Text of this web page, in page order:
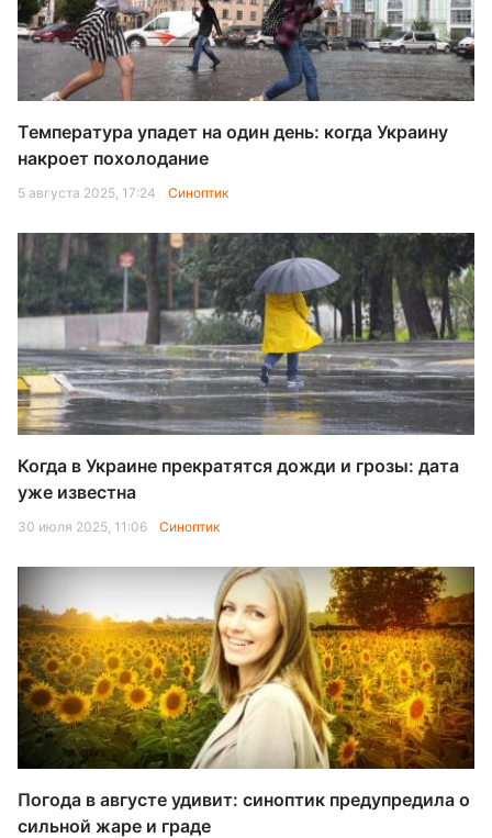
Температура упадет на один день: когда Украину
накроет похолодание
5 августа 2025, 17:24 Синоптик
Когда в Украине прекратятся дожди и грозы: дата
уже известна
30 июля 2025, 11:06 Синоптик
Погода в августе удивит: синоптик предупредила о
сильной жаре и граде